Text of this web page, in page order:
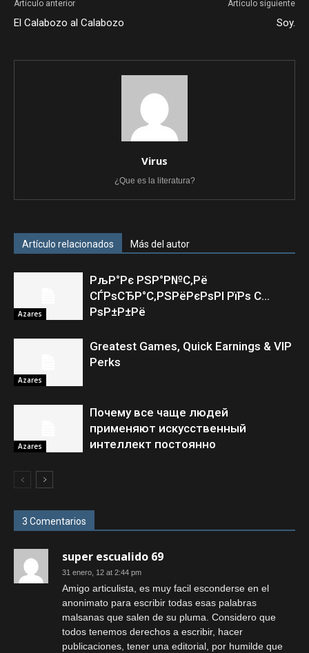
Artículo anterior
El Calabozo al Calabozo
Artículo siguiente
Soy.
Virus
¿Que es la literatura?
Artículo relacionados Más del autor
Azares
РљР°Рє РЅР°Р№С‚Рё
СЃРѕСЂР°С‚РЅРёРєРѕРІ РїРѕ С…
РѕР±Р±Рё
Azares
Greatest Games, Quick Earnings & VIP
Perks
Azares
Почему все чаще людей
применяют искусственный
интеллект постоянно
3 Comentarios
super escualido 69
31 enero, 12 at 2:44 pm
Amigo articulista, es muy facil esconderse en el
anonimato para escribir todas esas palabras
malsanas que salen de su pluma. Considero que
todos tenemos derechos a escribir, hacer
publicaciones, tener una editorial, por humilde que